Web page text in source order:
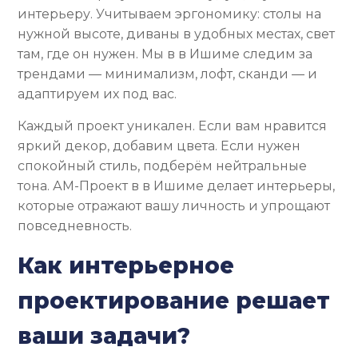
интерьеру. Учитываем эргономику: столы на
нужной высоте, диваны в удобных местах, свет
там, где он нужен. Мы в в Ишиме следим за
трендами — минимализм, лофт, сканди — и
адаптируем их под вас.
Каждый проект уникален. Если вам нравится
яркий декор, добавим цвета. Если нужен
спокойный стиль, подберём нейтральные
тона. АМ-Проект в в Ишиме делает интерьеры,
которые отражают вашу личность и упрощают
повседневность.
Как интерьерное
проектирование решает
ваши задачи?